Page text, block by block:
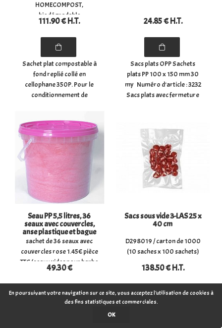
HOMECOMPOST,
biodégradable
111.90€H.T.
Sachet plat compostable à
fond replié collé en
cellophane 350P. Pour le
conditionnement de
... mais aussi de savons,
parfums, cadeaux, ... Tout au
long de l'année, laissez vos
produits se ...
24.85€ H.T.
Sacs plats OPP Sachets
plats PP 100 x 150 mm 30
my Numéro d'article : 3232
Sacs plats avec fermeture
utilisés à de nombreuses
fins. Comme ...
Seau PP 5,5 litres, 36
seaux avec couvercles,
anse plastique et bague
d'inviolabilité.
sachet de 36 seaux avec
couvercles rose 1.45€ pièce
TTC (seaux vides pour barbe
à papa ou confiseries)
49.30€
Sacs sous vide 3-LAS 25 x
40 cm
D298019 / carton de 1000
(10 saches x 100 sachets)
138.50€ H.T.
En poursuivant votre navigation sur ce site, vous acceptez l'utilisation de cookies à
des fins statistiques et commerciales.
OK